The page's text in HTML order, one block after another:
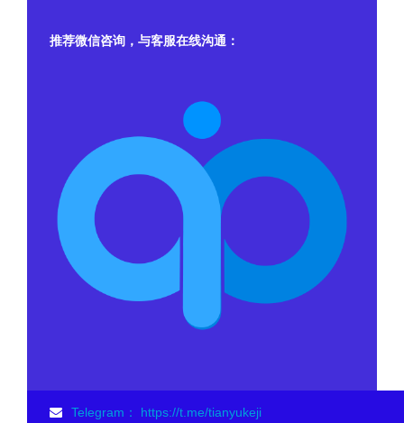
推荐微信咨询，与客服在线沟通：
Telegram： https://t.me/tianyukeji